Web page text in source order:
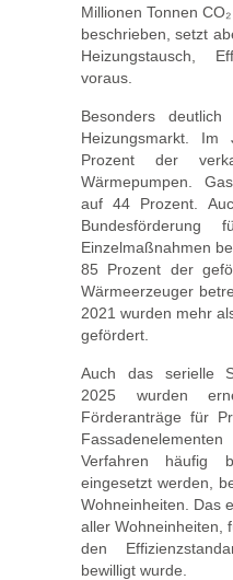
Millionen Tonnen
beschrieben, setzt
Heizungstausch,
voraus.
Besonders
Heizungsmarkt.
Prozent der
Wärmepumpen.
auf 44 Prozent.
Bundesförderung
Einzelmaßnahmen
85 Prozent der
Wärmeerzeuger
2021 wurden mehr
gefördert.
Auch das serielle
2025 wurden
Förderanträge für
Verfahren häufig
eingesetzt werden,
Wohneinheiten. Das
aller Wohneinheiten,
den
bewilligt wurde.